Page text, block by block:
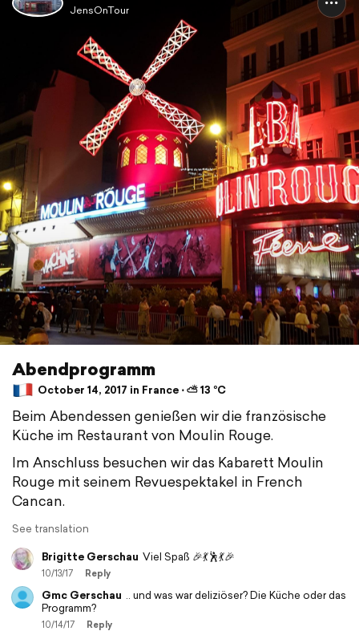
JensOnTour
Abendprogramm
October 14, 2017 in France ⋅ ⛅ 13 °C
Beim Abendessen genießen wir die französische
Küche im Restaurant von Moulin Rouge.
Im Anschluss besuchen wir das Kabarett Moulin
Rouge mit seinem Revuespektakel in French
Cancan.
See translation
Brigitte Gerschau Viel Spaß 🎉💃🕺💃🎉
10/13/17 Reply
Gmc Gerschau .. und was war deliziöser? Die Küche oder das
Programm?
10/14/17 Reply